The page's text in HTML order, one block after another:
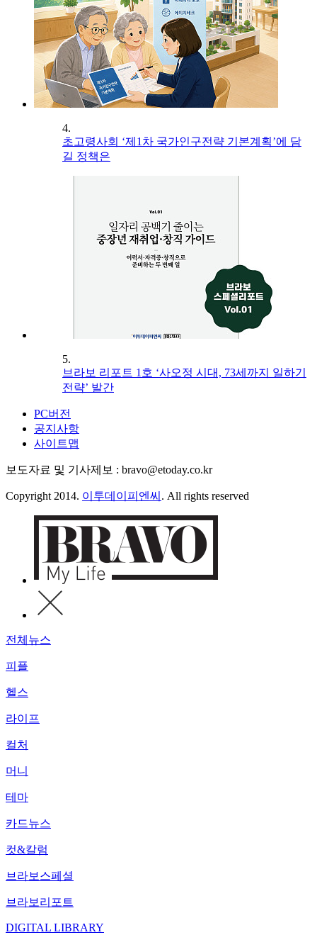
4.
초고령사회 ‘제1차 국가인구전략 기본계획’에 담
길 정책은
5.
브라보 리포트 1호 ‘사오정 시대, 73세까지 일하기
전략’ 발간
PC버전
공지사항
사이트맵
보도자료 및 기사제보 : bravo@etoday.co.kr
Copyright 2014. 이투데이피엔씨 . All rights reserved
전체뉴스
피플
헬스
라이프
컬처
머니
테마
카드뉴스
컷&칼럼
브라보스페셜
브라보리포트
DIGITAL LIBRARY